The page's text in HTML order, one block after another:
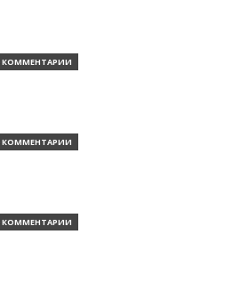
КОММЕНТАРИИ
КОММЕНТАРИИ
КОММЕНТАРИИ